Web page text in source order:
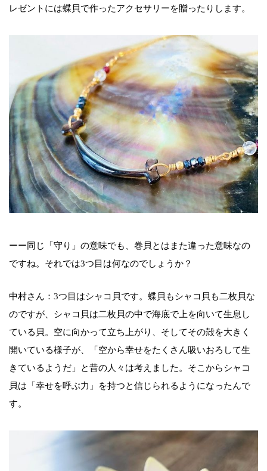
レゼントには蝶貝で作ったアクセサリーを贈ったりします。
ーー同じ「守り」の意味でも、巻貝とはまた違った意味なの
ですね。それでは3つ目は何なのでしょうか？
中村さん：3つ目はシャコ貝です。蝶貝もシャコ貝も二枚貝な
のですが、シャコ貝は二枚貝の中で海底で上を向いて生息し
ている貝。空に向かって立ち上がり、そしてその殻を大きく
開いている様子が、「空から幸せをたくさん吸いおろして生
きているようだ」と昔の人々は考えました。そこからシャコ
貝は「幸せを呼ぶ力」を持つと信じられるようになったんで
す。